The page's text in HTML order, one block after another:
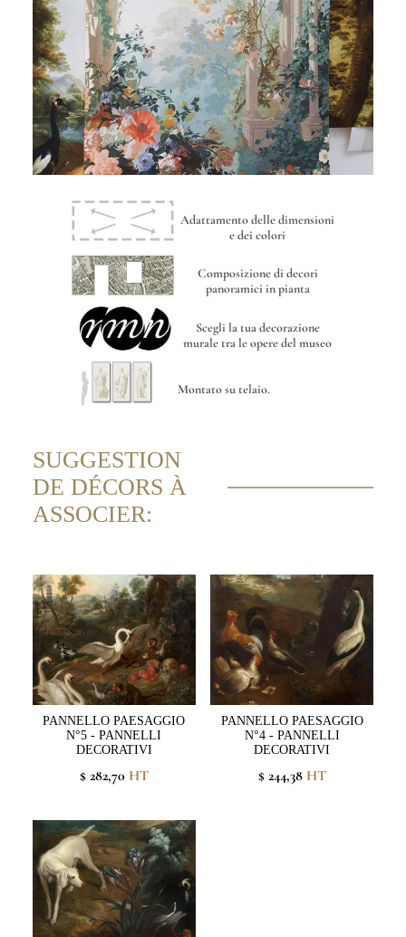
Adattamento delle dimensioni
e dei colori
Composizione di decori
panoramici in pianta
Scegli la tua decorazione
murale tra le opere del museo
Montato su telaio.
SUGGESTION
DE DÉCORS À
ASSOCIER:
PANNELLO PAESAGGIO
N°5 - PANNELLI
DECORATIVI
$ 282,70HT
PANNELLO PAESAGGIO
N°4 - PANNELLI
DECORATIVI
$ 244,38HT